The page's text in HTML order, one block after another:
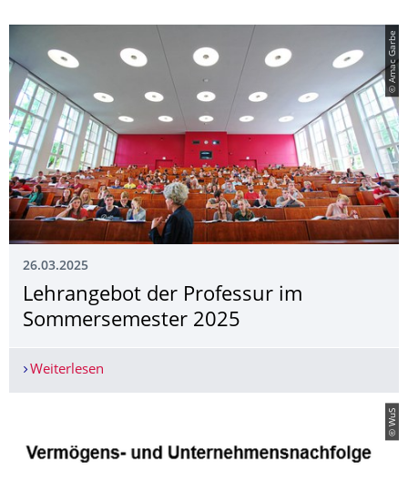
© Amac Garbe
26.03.2025
Lehrangebot der Professur im
Sommersemester 2025
Weiterlesen
© WuS